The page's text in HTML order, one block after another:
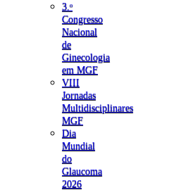
3.ᵒ
Congresso
Nacional
de
Ginecologia
em MGF
VIII
Jornadas
Multidisciplinares
MGF
Dia
Mundial
do
Glaucoma
2026